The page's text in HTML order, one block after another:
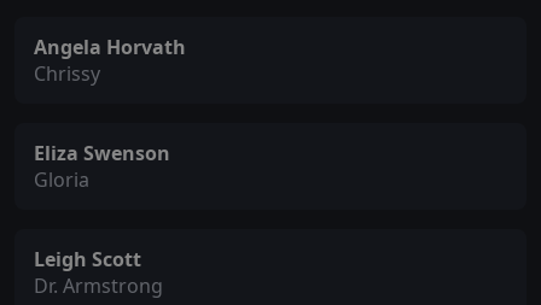
Angela Horvath
Chrissy
Eliza Swenson
Gloria
Leigh Scott
Dr. Armstrong